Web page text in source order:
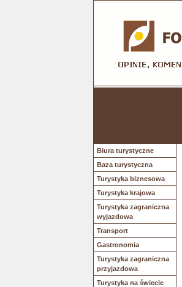
Biura turystyczne
Baza turystyczna
Turystyka biznesowa
Turystyka krajowa
Turystyka zagraniczna
wyjazdowa
Transport
Gastronomia
Turystyka zagraniczna
przyjazdowa
Turystyka na świecie